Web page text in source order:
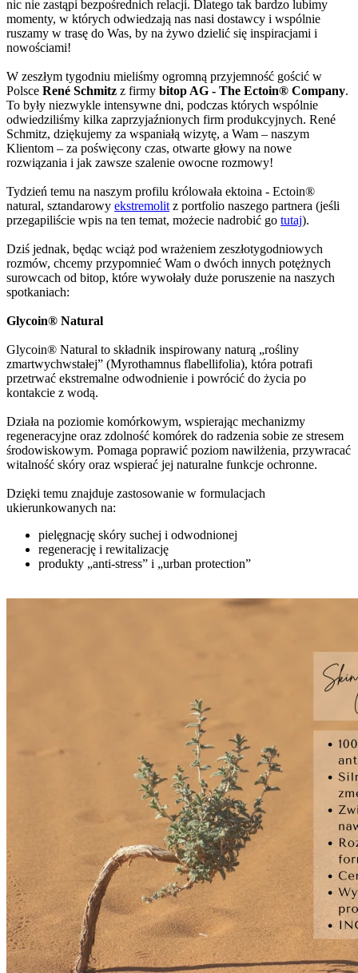
nic nie zastąpi bezpośrednich relacji. Dlatego tak bardzo lubimy
momenty, w których odwiedzają nas nasi dostawcy i wspólnie
ruszamy w trasę do Was, by na żywo dzielić się inspiracjami i
nowościami!
W zeszłym tygodniu mieliśmy ogromną przyjemność gościć w
Polsce René Schmitz z firmy bitop AG - The Ectoin® Company.
To były niezwykle intensywne dni, podczas których wspólnie
odwiedziliśmy kilka zaprzyjaźnionych firm produkcyjnych. René
Schmitz, dziękujemy za wspaniałą wizytę, a Wam – naszym
Klientom – za poświęcony czas, otwarte głowy na nowe
rozwiązania i jak zawsze szalenie owocne rozmowy!
Tydzień temu na naszym profilu królowała ektoina - Ectoin®
natural, sztandarowy ekstremolit z portfolio naszego partnera (jeśli
przegapiliście wpis na ten temat, możecie nadrobić go tutaj).
Dziś jednak, będąc wciąż pod wrażeniem zeszłotygodniowych
rozmów, chcemy przypomnieć Wam o dwóch innych potężnych
surowcach od bitop, które wywołały duże poruszenie na naszych
spotkaniach:
Glycoin® Natural
Glycoin® Natural to składnik inspirowany naturą „rośliny
zmartwychwstałej” (Myrothamnus flabellifolia), która potrafi
przetrwać ekstremalne odwodnienie i powrócić do życia po
kontakcie z wodą.
Działa na poziomie komórkowym, wspierając mechanizmy
regeneracyjne oraz zdolność komórek do radzenia sobie ze stresem
środowiskowym. Pomaga poprawić poziom nawilżenia, przywracać
witalność skóry oraz wspierać jej naturalne funkcje ochronne.
Dzięki temu znajduje zastosowanie w formulacjach
ukierunkowanych na:
pielęgnację skóry suchej i odwodnionej
regenerację i rewitalizację
produkty „anti-stress” i „urban protection”